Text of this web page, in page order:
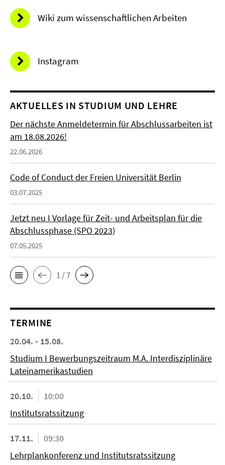
Wiki zum wissenschaftlichen Arbeiten
Instagram
AKTUELLES IN STUDIUM UND LEHRE
Der nächste Anmeldetermin für Abschlussarbeiten ist
am 18.08.2026!
22.06.2026
Code of Conduct der Freien Universität Berlin
03.07.2025
Jetzt neu I Vorlage für Zeit- und Arbeitsplan für die
Abschlussphase (SPO 2023)
07.05.2025
1 / 7
TERMINE
20.04. - 15.08.
Studium I Bewerbungszeitraum M.A. Interdisziplinäre
Lateinamerikastudien
20.10.
10:00
Institutsratssitzung
17.11.
09:30
Lehrplankonferenz und Institutsratssitzung